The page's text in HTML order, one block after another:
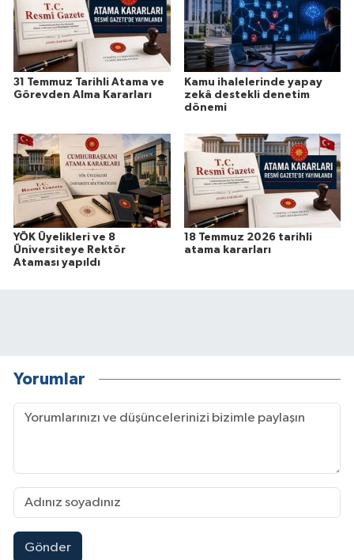
31 Temmuz Tarihli Atama ve
Görevden Alma Kararları
Kamu ihalelerinde yapay
zekâ destekli denetim
dönemi
YÖK Üyelikleri ve 8
Üniversiteye Rektör
Ataması yapıldı
18 Temmuz 2026 tarihli
atama kararları
Yorumlar
Gönder